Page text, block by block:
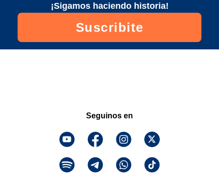
¡Sigamos haciendo historia!
Suscribite
Seguinos en